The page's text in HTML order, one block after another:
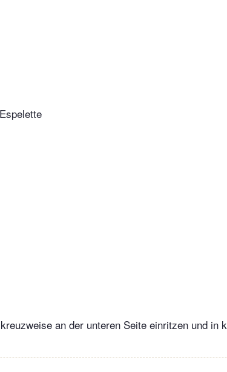
an der unteren Seite einritzen und in